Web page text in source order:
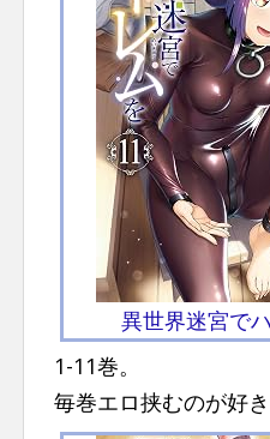
異世界迷宮で
1-11巻。
毎巻エロ挟むのが好き